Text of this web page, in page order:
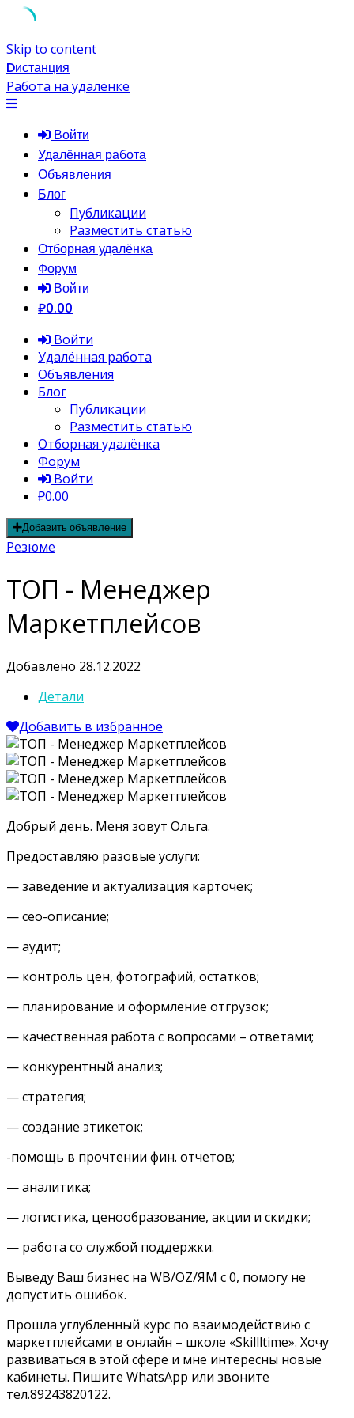
Skip to content
Dистанция
Работа на удалёнке
Войти
Удалённая работа
Объявления
Блог
Публикации
Разместить статью
Отборная удалёнка
Форум
Войти
₽0.00
Войти
Удалённая работа
Объявления
Блог
Публикации
Разместить статью
Отборная удалёнка
Форум
Войти
₽0.00
Добавить объявление
Резюме
ТОП - Менеджер
Маркетплейсов
Добавлено 28.12.2022
Детали
Добавить в избранное
Добрый день. Меня зовут Ольга.
Предоставляю разовые услуги:
— заведение и актуализация карточек;
— сео-описание;
— аудит;
— контроль цен, фотографий, остатков;
— планирование и оформление отгрузок;
— качественная работа с вопросами – ответами;
— конкурентный анализ;
— стратегия;
— создание этикеток;
-помощь в прочтении фин. отчетов;
— аналитика;
— логистика, ценообразование, акции и скидки;
— работа со службой поддержки.
Выведу Ваш бизнес на WB/OZ/ЯМ с 0, помогу не
допустить ошибок.
Прошла углубленный курс по взаимодействию с
маркетплейсами в онлайн – школе «Skillltime». Хочу
развиваться в этой сфере и мне интересны новые
кабинеты. Пишите WhatsApp или звоните
тел.89243820122.